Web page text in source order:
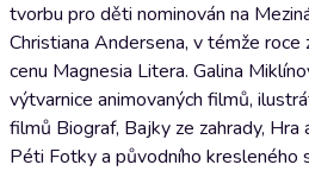
tvorbu pro děti nominován na
Christiana Andersena, v témže roce
cenu Magnesia Litera. Galina
výtvarnice animovaných filmů,
filmů Biograf, Bajky ze zahrady, Hra
Péti Fotky a původního kresleného